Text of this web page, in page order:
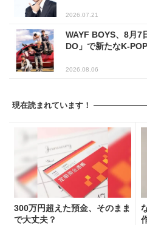
2026.07.21
WAYF BOYS、8月7
DO」で新たなK-
2026.08.06
現在読まれています！
300万円超えた預金、そのまま
で大丈夫？